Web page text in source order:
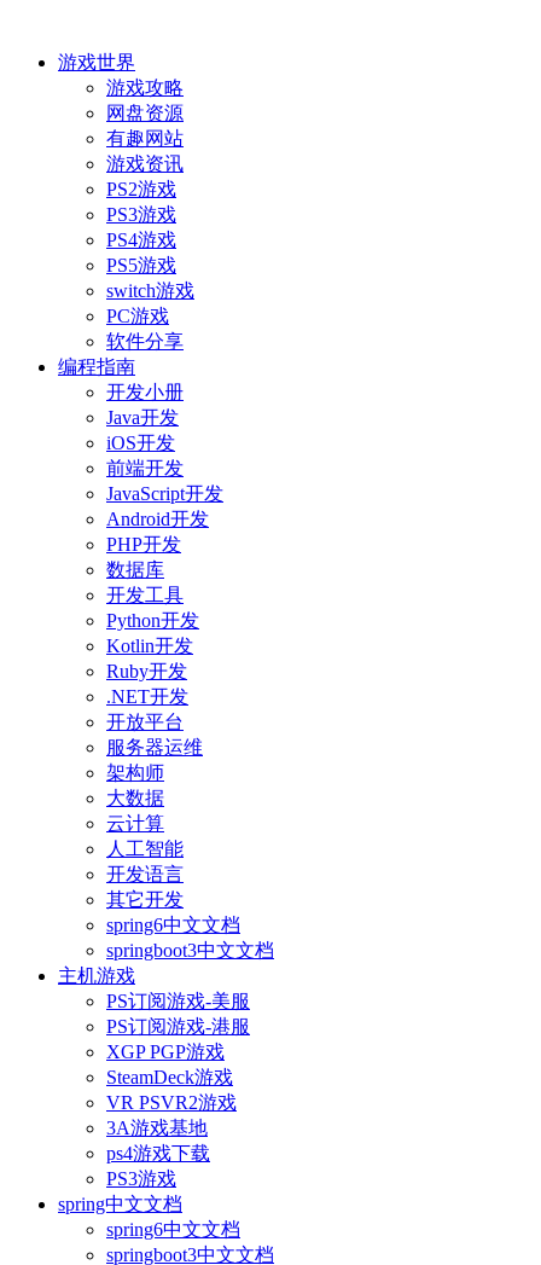
游戏世界
游戏攻略
网盘资源
有趣网站
游戏资讯
PS2游戏
PS3游戏
PS4游戏
PS5游戏
switch游戏
PC游戏
软件分享
编程指南
开发小册
Java开发
iOS开发
前端开发
JavaScript开发
Android开发
PHP开发
数据库
开发工具
Python开发
Kotlin开发
Ruby开发
.NET开发
开放平台
服务器运维
架构师
大数据
云计算
人工智能
开发语言
其它开发
spring6中文文档
springboot3中文文档
主机游戏
PS订阅游戏-美服
PS订阅游戏-港服
XGP PGP游戏
SteamDeck游戏
VR PSVR2游戏
3A游戏基地
ps4游戏下载
PS3游戏
spring中文文档
spring6中文文档
springboot3中文文档